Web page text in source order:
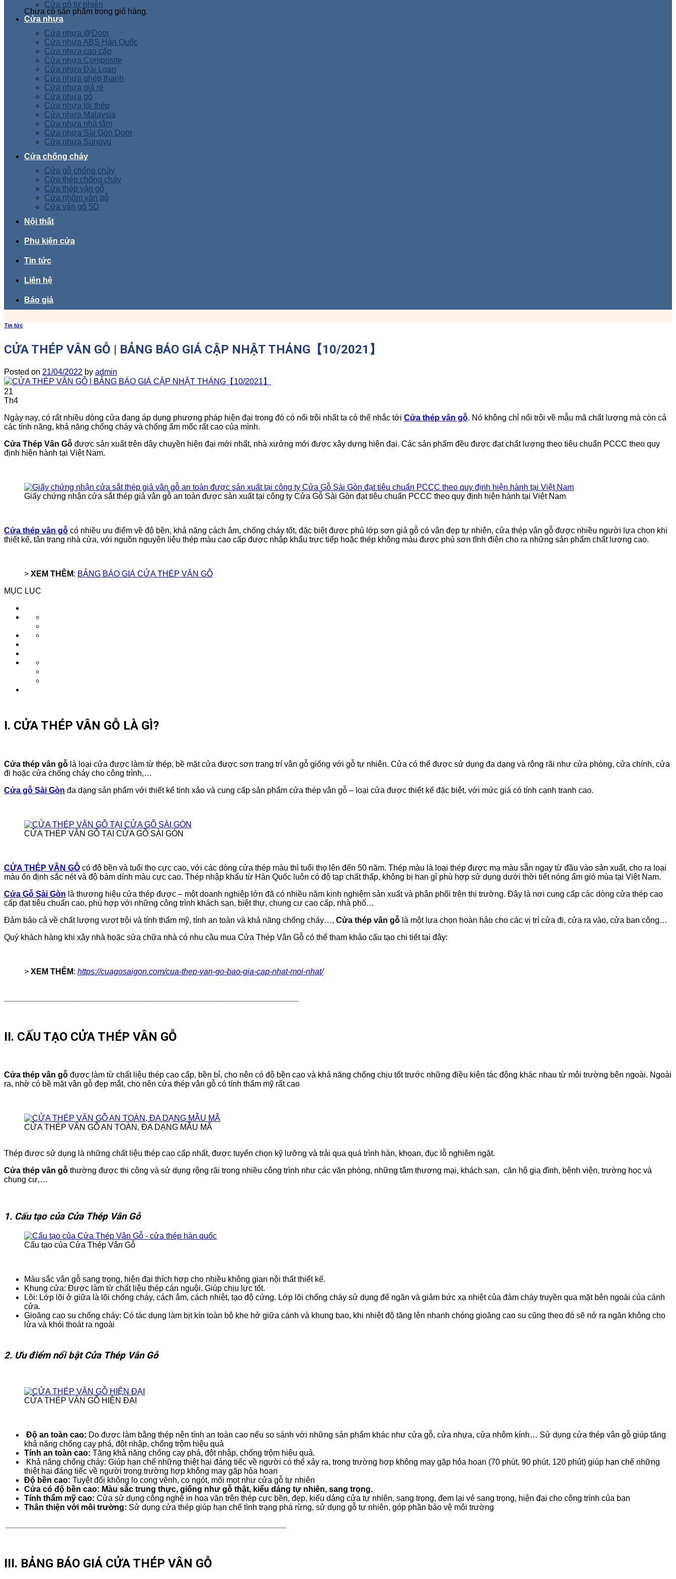
Chưa có sản phẩm trong giỏ hàng.
Cửa gỗ tự nhiên
Cửa nhựa
Cửa nhựa @Door
Cửa nhựa ABS Hàn Quốc
Cửa nhựa cao cấp
Cửa nhựa Composite
Cửa nhựa Đài Loan
Cửa nhựa ghép thanh
Cửa nhựa giá rẻ
Cửa nhựa gỗ
Cửa nhựa lõi thép
Cửa nhựa Malaysia
Cửa nhựa nhà tắm
Cửa nhựa Sài Gòn Door
Cửa nhựa Sungyu
Cửa chống cháy
Cửa gỗ chống cháy
Cửa thép chống cháy
Cửa thép vân gỗ
Cửa nhôm vân gỗ
Cửa vân gỗ 5D
Nội thất
Phụ kiện cửa
Tin tức
Liên hệ
Báo giá
Tin tức
CỬA THÉP VÂN GỖ | BẢNG BÁO GIÁ CẬP NHẬT THÁNG【10/2021】
Posted on 21/04/2022 by admin
21
Th4
Ngày nay, có rất nhiều dòng cửa đang áp dụng phương pháp hiện đại trong đó có nổi trội nhất ta có thể nhắc tới Cửa thép vân gỗ. Nó không chỉ nổi trội về mẫu mã chất lượng mà còn cả
các tính năng, khả năng chống cháy và chống ẩm mốc rất cao của mình.
Cửa Thép Vân Gỗ được sản xuất trên dây chuyền hiện đại mới nhất, nhà xưởng mới được xây dựng hiện đại. Các sản phẩm đều được đạt chất lượng theo tiêu chuẩn PCCC theo quy
định hiện hành tại Việt Nam.
Giấy chứng nhận cửa sắt thép giả vân gỗ an toàn được sản xuất tại công ty Cửa Gỗ Sài Gòn đạt tiêu chuẩn PCCC theo quy định hiện hành tại Việt Nam
Cửa thép vân gỗ có nhiều ưu điểm về độ bền, khả năng cách âm, chống cháy tốt, đặc biệt được phủ lớp sơn giả gỗ có vân đẹp tự nhiên, cửa thép vân gỗ được nhiều người lựa chọn khi
thiết kế, tân trang nhà cửa, với nguồn nguyên liệu thép màu cao cấp được nhập khẩu trực tiếp hoặc thép không màu được phủ sơn tĩnh điện cho ra những sản phẩm chất lượng cao.
> XEM THÊM: BẢNG BÁO GIÁ CỬA THÉP VÂN GỖ
MỤC LỤC
I. CỬA THÉP VÂN GỖ LÀ GÌ?
Cửa thép vân gỗ là loại cửa được làm từ thép, bề mặt cửa được sơn trang trí vân gỗ giống với gỗ tự nhiên. Cửa có thể được sử dụng đa dạng và rộng rãi như cửa phòng, cửa chính, cửa
đi hoặc cửa chống cháy cho công trình,…
Cửa gỗ Sài Gòn đa dạng sản phẩm với thiết kế tinh xảo và cung cấp sản phẩm cửa thép vân gỗ – loại cửa được thiết kế đặc biệt, với mức giá có tính cạnh tranh cao.
CỬA THÉP VÂN GỖ TẠI CỬA GỖ SÀI GÒN
CỬA THÉP VÂN GỖ có độ bền và tuổi thọ cực cao, với các dòng cửa thép màu thì tuổi thọ lên đến 50 năm. Thép màu là loại thép được mạ màu sẵn ngay từ đầu vào sản xuất, cho ra loại
màu ổn định sắc nét và độ bám dính màu cực cao. Thép nhập khẩu từ Hàn Quốc luôn có độ tạp chất thấp, không bị han gỉ phù hợp sử dụng dưới thời tiết nóng ẩm gió mùa tại Việt Nam.
Cửa Gỗ Sài Gòn là thương hiệu cửa thép được – một doanh nghiệp lớn đã có nhiều năm kinh nghiệm sản xuất và phân phối trên thị trường. Đây là nơi cung cấp các dòng cửa thép cao
cấp đạt tiêu chuẩn cao, phù hợp với những công trình khách sạn, biệt thự, chung cư cao cấp, nhà phố…
Đảm bảo cả về chất lượng vượt trội và tính thẩm mỹ, tính an toàn và khả năng chống cháy…, Cửa thép vân gỗ là một lựa chọn hoàn hảo cho các vị trí cửa đi, cửa ra vào, cửa ban công…
Quý khách hàng khi xây nhà hoặc sửa chữa nhà có nhu cầu mua Cửa Thép Vân Gỗ có thể tham khảo cấu tạo chi tiết tại đây:
> XEM THÊM: https://cuagosaigon.com/cua-thep-van-go-bao-gia-cap-nhat-moi-nhat/
II. CẤU TẠO CỬA THÉP VÂN GỖ
Cửa thép vân gỗ được làm từ chất liệu thép cao cấp, bền bỉ, cho nên có độ bền cao và khả năng chống chịu tốt trước những điều kiện tác động khác nhau từ môi trường bên ngoài. Ngoài
ra, nhờ có bề mặt vân gỗ đẹp mắt, cho nên cửa thép vân gỗ có tính thẩm mỹ rất cao
CỬA THÉP VÂN GỖ AN TOÀN, ĐA DẠNG MẪU MÃ
Thép được sử dụng là những chất liệu thép cao cấp nhất, được tuyển chọn kỹ lưỡng và trải qua quá trình hàn, khoan, đục lỗ nghiêm ngặt.
Cửa thép vân gỗ thường được thi công và sử dụng rộng rãi trong nhiều công trình như các văn phòng, những tâm thương mại, khách sạn, căn hộ gia đình, bệnh viện, trường học và
chung cư,…
1. Cấu tạo của Cửa Thép Vân Gỗ
Cấu tạo của Cửa Thép Vân Gỗ
Màu sắc vân gỗ sang trọng, hiện đại thích hợp cho nhiều không gian nội thất thiết kế.
Khung cửa: Được làm từ chất liệu thép cán nguội. Giúp chịu lực tốt.
Lõi: Lớp lõi ở giữa là lõi chống cháy, cách âm, cách nhiệt, tạo độ cứng. Lớp lõi chống cháy sử dụng để ngăn và giảm bức xạ nhiệt của đám cháy truyền qua mặt bên ngoài của cánh
cửa.
Gioăng cao su chống cháy: Có tác dụng làm bịt kín toàn bộ khe hở giữa cánh và khung bao, khi nhiệt độ tăng lên nhanh chóng gioăng cao su cũng theo đó sẽ nở ra ngăn không cho
lửa và khói thoát ra ngoài
2. Ưu điểm nổi bật Cửa Thép Vân Gỗ
CỬA THÉP VÂN GỖ HIỆN ĐẠI
Độ an toàn cao: Do được làm bằng thép nên tính an toàn cao nếu so sánh với những sản phẩm khác như cửa gỗ, cửa nhựa, cửa nhôm kính… Sử dụng cửa thép vân gỗ giúp tăng
khả năng chống cạy phá, đột nhập, chống trộm hiệu quả
Tính an toàn cao: Tăng khả năng chống cạy phá, đột nhập, chống trộm hiệu quả.
Khả năng chống cháy: Giúp hạn chế những thiệt hại đáng tiếc về người có thể xảy ra, trong trường hợp không may gặp hỏa hoạn (70 phút, 90 phút, 120 phút) giúp hạn chế những
thiệt hại đáng tiếc về người trong trường hợp không may gặp hỏa hoạn
Độ bền cao: Tuyệt đối không lo cong vênh, co ngót, mối mọt như cửa gỗ tự nhiên
Cửa có độ bền cao: Màu sắc trung thực, giống như gỗ thật, kiểu dáng tự nhiên, sang trọng.
Tính thẩm mỹ cao: Cửa sử dụng công nghệ in hoa văn trên thép cực bền, đẹp, kiểu dáng cửa tự nhiên, sang trọng, đem lại vẻ sang trọng, hiện đại cho công trình của bạn
Thân thiện với môi trường: Sử dụng cửa thép giúp hạn chế tình trạng phá rừng, sử dụng gỗ tự nhiên, góp phần bảo vệ môi trường
III. BẢNG BÁO GIÁ CỬA THÉP VÂN GỖ